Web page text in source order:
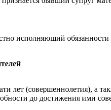
исполняющий
лет (совершеннолетия), а
до достижения ими